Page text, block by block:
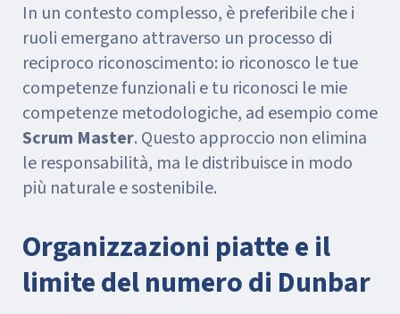
In un contesto complesso, è preferibile che i
ruoli emergano attraverso un processo di
reciproco riconoscimento: io riconosco le tue
competenze funzionali e tu riconosci le mie
competenze metodologiche, ad esempio come
Scrum Master. Questo approccio non elimina
le responsabilità, ma le distribuisce in modo
più naturale e sostenibile.
Organizzazioni piatte e il
limite del numero di Dunbar